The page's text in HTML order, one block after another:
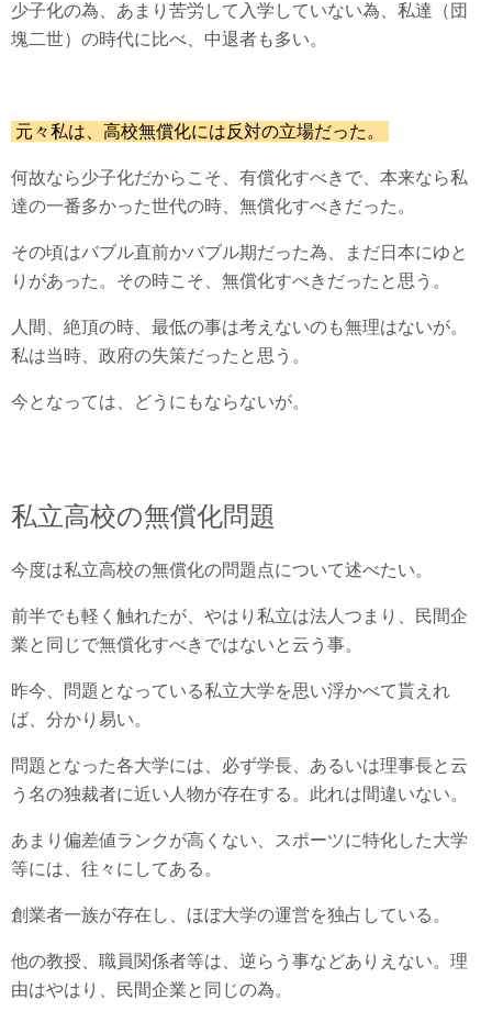
少子化の為、あまり苦労して入学していない為、私達（団
塊二世）の時代に比べ、中退者も多い。
元々私は、高校無償化には反対の立場だった。
何故なら少子化だからこそ、有償化すべきで、本来なら私
達の一番多かった世代の時、無償化すべきだった。
その頃はバブル直前かバブル期だった為、まだ日本にゆと
りがあった。その時こそ、無償化すべきだったと思う。
人間、絶頂の時、最低の事は考えないのも無理はないが。
私は当時、政府の失策だったと思う。
今となっては、どうにもならないが。
私立高校の無償化問題
今度は私立高校の無償化の問題点について述べたい。
前半でも軽く触れたが、やはり私立は法人つまり、民間企
業と同じで無償化すべきではないと云う事。
昨今、問題となっている私立大学を思い浮かべて貰えれ
ば、分かり易い。
問題となった各大学には、必ず学長、あるいは理事長と云
う名の独裁者に近い人物が存在する。此れは間違いない。
あまり偏差値ランクが高くない、スポーツに特化した大学
等には、往々にしてある。
創業者一族が存在し、ほぼ大学の運営を独占している。
他の教授、職員関係者等は、逆らう事などありえない。理
由はやはり、民間企業と同じの為。